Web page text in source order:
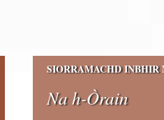
SIORRAMACHD INBHIR
Na h-Òrain